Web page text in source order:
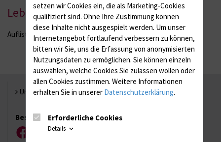
Lebenslauf
Auflistung der wichtigsten Lebensstationen...
Universität Rostock
Besuchen Sie uns
Facebook
setzen wir Cookies ein, die als Marketing-Cookies
qualifiziert sind. Ohne Ihre Zustimmung können
diese Inhalte nicht ausgespielt werden. Um unser
Internetangebot fortlaufend verbessern zu können,
bitten wir Sie, uns die Erfassung von anonymisierten
Nutzungsdaten zu ermöglichen. Sie können einzeln
auswählen, welche Cookies Sie zulassen wollen oder
allen Cookies zustimmen. Weitere Informationen
erhalten Sie in unserer Datenschutzerklärung.
Erforderliche Cookies
Details